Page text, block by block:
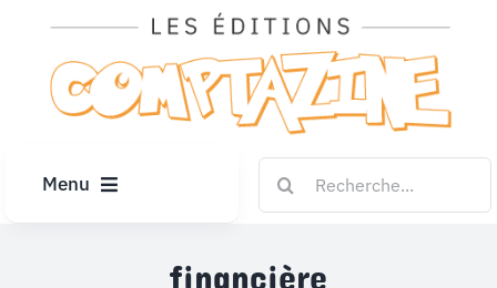
contenu
Menu
financière